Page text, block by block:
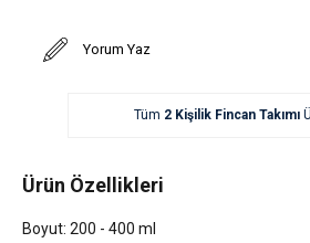
Yorum Yaz
Tüm 2 Kişilik Fincan Takımı
Ürün Özellikleri
Boyut: 200 - 400 ml